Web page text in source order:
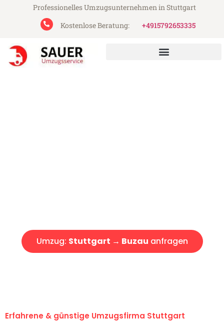
Professionelles Umzugsunternehmen in Stuttgart
Kostenlose Beratung:
+4915792653335
Umzug: Stuttgart → Buzau anfragen
Erfahrene & günstige Umzugsfirma Stuttgart